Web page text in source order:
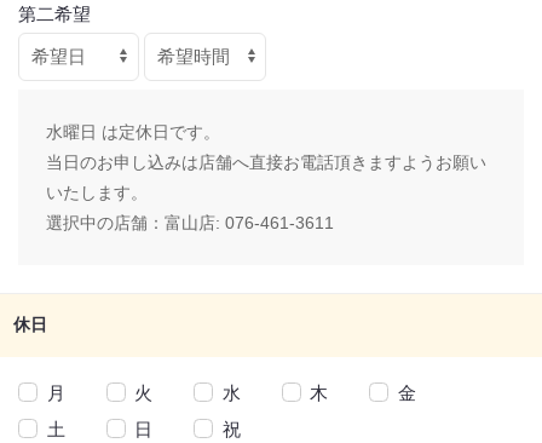
第二希望
水曜日 は定休日です。
当日のお申し込みは店舗へ直接お電話頂きますようお願い
いたします。
選択中の店舗： 富山店: 076-461-3611
休日
月 火 水 木
金
土
日
祝